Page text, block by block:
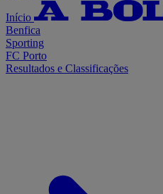
Início
Benfica
Sporting
FC Porto
Resultados e Classificações